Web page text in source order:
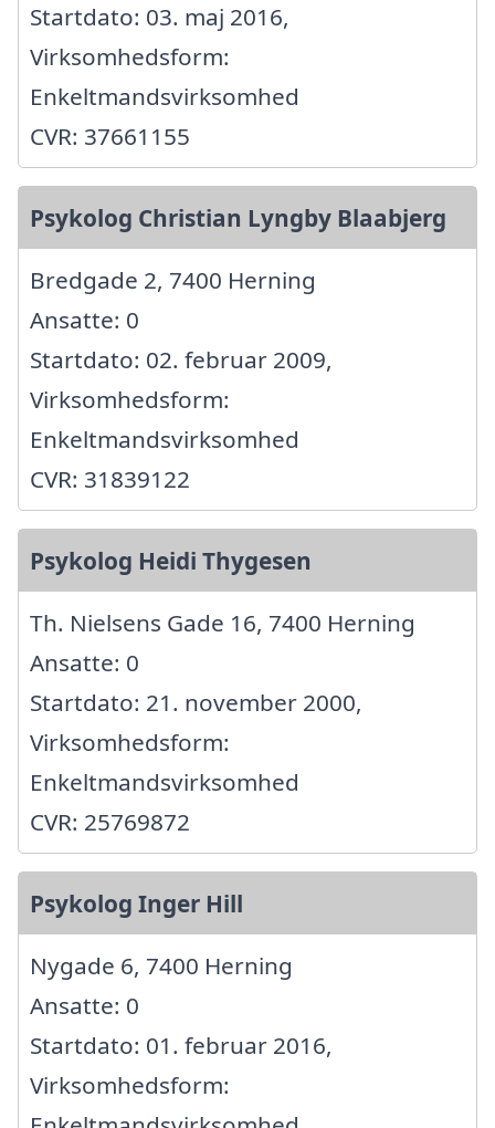
Startdato: 03. maj 2016,
Virksomhedsform:
Enkeltmandsvirksomhed
CVR: 37661155
Psykolog Christian Lyngby Blaabjerg
Bredgade 2, 7400 Herning
Ansatte: 0
Startdato: 02. februar 2009,
Virksomhedsform:
Enkeltmandsvirksomhed
CVR: 31839122
Psykolog Heidi Thygesen
Th. Nielsens Gade 16, 7400 Herning
Ansatte: 0
Startdato: 21. november 2000,
Virksomhedsform:
Enkeltmandsvirksomhed
CVR: 25769872
Psykolog Inger Hill
Nygade 6, 7400 Herning
Ansatte: 0
Startdato: 01. februar 2016,
Virksomhedsform: